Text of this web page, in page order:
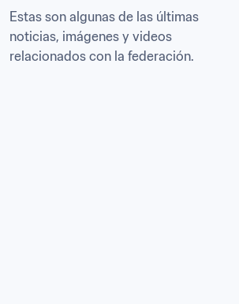
Estas son algunas de las últimas
noticias, imágenes y videos
relacionados con la federación.